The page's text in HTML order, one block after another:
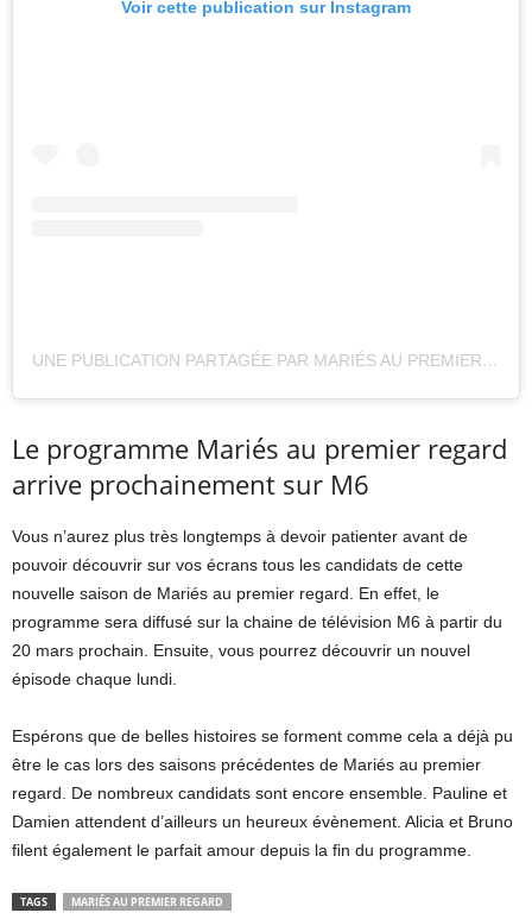
Voir cette publication sur Instagram
UNE PUBLICATION PARTAGÉE PAR MARIÉS AU PREMIER REGARD M6 (@MAPROFFICIEL)
Le programme Mariés au premier regard
arrive prochainement sur M6
Vous n’aurez plus très longtemps à devoir patienter avant de
pouvoir découvrir sur vos écrans tous les candidats de cette
nouvelle saison de Mariés au premier regard. En effet, le
programme sera diffusé sur la chaine de télévision M6 à partir du
20 mars prochain. Ensuite, vous pourrez découvrir un nouvel
épisode chaque lundi.
Espérons que de belles histoires se forment comme cela a déjà pu
être le cas lors des saisons précédentes de Mariés au premier
regard. De nombreux candidats sont encore ensemble. Pauline et
Damien attendent d’ailleurs un heureux évènement. Alicia et Bruno
filent également le parfait amour depuis la fin du programme.
TAGS MARIÉS AU PREMIER REGARD